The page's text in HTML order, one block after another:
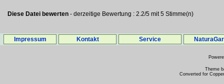
Diese Datei bewerten - derzeitige Bewertung : 2.2/5 mit 5 Stimme(n)
Impressum Kontakt Service
Theme
Converted for